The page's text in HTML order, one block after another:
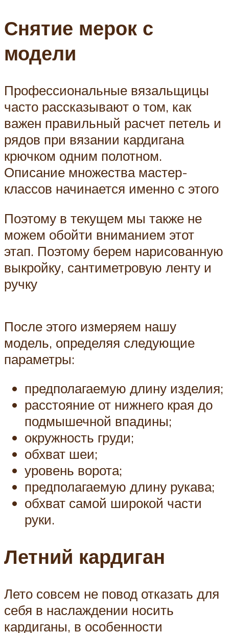
Снятие мерок с
модели
Профессиональные вязальщицы
часто рассказывают о том, как
важен правильный расчет петель и
рядов при вязании кардигана
крючком одним полотном.
Описание множества мастер-
классов начинается именно с этого
Поэтому в текущем мы также не
можем обойти вниманием этот
этап. Поэтому берем нарисованную
выкройку, сантиметровую ленту и
ручку
После этого измеряем нашу
модель, определяя следующие
параметры:
предполагаемую длину изделия;
расстояние от нижнего края до
подмышечной впадины;
окружность груди;
обхват шеи;
уровень ворота;
предполагаемую длину рукава;
обхват самой широкой части
руки.
Летний кардиган
Лето совсем не повод отказать для
себя в наслаждении носить
кардиганы, в особенности